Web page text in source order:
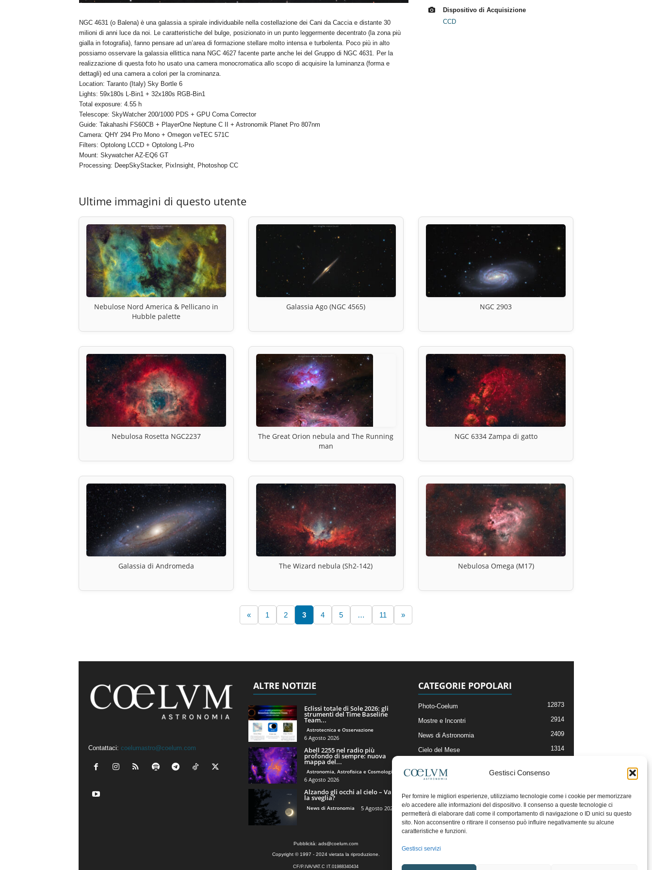
Gestisci Consenso
Per fornire le migliori esperienze, utilizziamo tecnologie come i cookie per memorizzare
e/o accedere alle informazioni del dispositivo. Il consenso a queste tecnologie ci
permetterà di elaborare dati come il comportamento di navigazione o ID unici su questo
sito. Non acconsentire o ritirare il consenso può influire negativamente su alcune
caratteristiche e funzioni.
Gestisci servizi
NGC 4631 (o Balena) è una galassia a spirale individuabile nella costellazione dei Cani da Caccia e distante 30
milioni di anni luce da noi. Le caratteristiche del bulge, posizionato in un punto leggermente decentrato (la zona più
gialla in fotografia), fanno pensare ad un’area di formazione stellare molto intensa e turbolenta. Poco più in alto
possiamo osservare la galassia ellittica nana NGC 4627 facente parte anche lei del Gruppo di NGC 4631. Per la
realizzazione di questa foto ho usato una camera monocromatica allo scopo di acquisire la luminanza (forma e
dettagli) ed una camera a colori per la crominanza.
Location: Taranto (Italy) Sky Bortle 6
Lights: 59x180s L-Bin1 + 32x180s RGB-Bin1
Total exposure: 4.55 h
Telescope: SkyWatcher 200/1000 PDS + GPU Coma Corrector
Guide: Takahashi FS60CB + PlayerOne Neptune C II + Astronomik Planet Pro 807nm
Camera: QHY 294 Pro Mono + Omegon veTEC 571C
Filters: Optolong LCCD + Optolong L-Pro
Mount: Skywatcher AZ-EQ6 GT
Processing: DeepSkyStacker, PixInsight, Photoshop CC
Dispositivo di Acquisizione
CCD
Ultime immagini di questo utente
Nebulose Nord America & Pellicano in
Hubble palette
Galassia Ago (NGC 4565) NGC 2903
Nebulosa Rosetta NGC2237
The Great Orion nebula and The Running
man
NGC 6334 Zampa di gatto
Galassia di Andromeda The Wizard nebula (Sh2-142) Nebulosa Omega (M17)
« 1 2 3 4 5 … 11 »
Contattaci: coelumastro@coelum.com
ALTRE NOTIZIE
Eclissi totale di Sole 2026: gli
strumenti del Time Baseline
Team...
Astrotecnica e Osservazione
6 Agosto 2026
Abell 2255 nel radio più
profondo di sempre: nuova
mappa del...
Astronomia, Astrofisica e Cosmologia
6 Agosto 2026
Alzando gli occhi al cielo – Vale
la sveglia?
News di Astronomia 5 Agosto 2026
CATEGORIE POPOLARI
Photo-Coelum 12873
Mostre e Incontri 2914
News di Astronomia 2409
Cielo del Mese 1314
Articoli e Risorse On-Line
Il Blog della Redazione
Pubblicità: ads@coelum.com
Copyright © 1997 - 2024 vietata la riproduzione.
CF/P.IVA/VAT.C IT.01988340434